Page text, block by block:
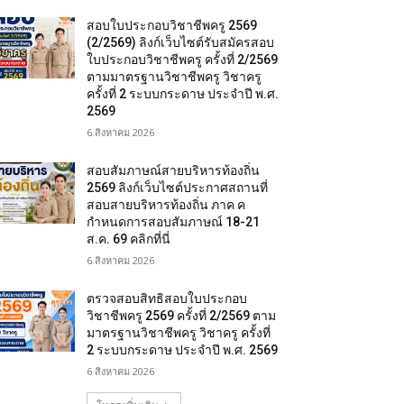
สอบใบประกอบวิชาชีพครู 2569
(2/2569) ลิงก์เว็บไซต์รับสมัครสอบ
ใบประกอบวิชาชีพครู ครั้งที่ 2/2569
ตามมาตรฐานวิชาชีพครู วิชาครู
ครั้งที่ 2 ระบบกระดาษ ประจำปี พ.ศ.
2569
6 สิงหาคม 2026
สอบสัมภาษณ์สายบริหารท้องถิ่น
2569 ลิงก์เว็บไซต์ประกาศสถานที่
สอบสายบริหารท้องถิ่น ภาค ค
กำหนดการสอบสัมภาษณ์ 18-21
ส.ค. 69 คลิกที่นี่
6 สิงหาคม 2026
ตรวจสอบสิทธิสอบใบประกอบ
วิชาชีพครู 2569 ครั้งที่ 2/2569 ตาม
มาตรฐานวิชาชีพครู วิชาครู ครั้งที่
2 ระบบกระดาษ ประจำปี พ.ศ. 2569
6 สิงหาคม 2026